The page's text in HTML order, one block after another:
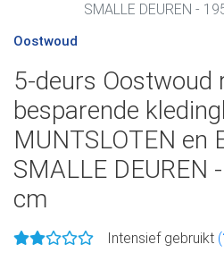
SMALLE DEUREN -
Oostwoud
5-deurs Oostwoud
besparende
MUNTSLOTEN en
SMALLE DEUREN
cm
Intensief gebruikt